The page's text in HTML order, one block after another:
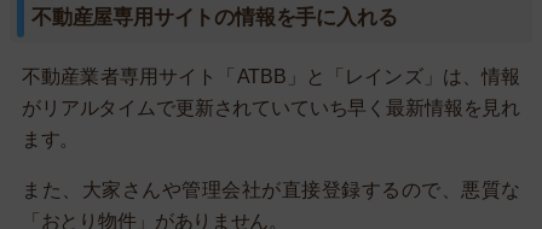
不動産屋専用サイトの情報を手に入れる
不動産業者専用サイト「ATBB」と「レインズ」は、情報
がリアルタイムで更新されていていち早く最新情報を見れ
ます。
また、大家さんや管理会社が直接登録するので、悪質な
「おとり物件」がありません。